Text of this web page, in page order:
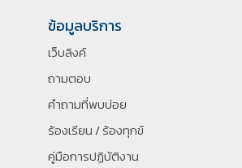
ข้อมูลบริการ
เว็บลิงค์
ถามตอบ
คำถามที่พบบ่อย
ร้องเรียน / ร้องทุกข์
คู่มือการปฏิบัติงาน